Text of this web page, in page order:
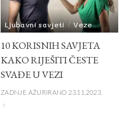
Ljubavni savjeti Veze
10 KORISNIH SAVJETA
KAKO RIJEŠITI ČESTE
SVAĐE U VEZI
ZADNJE AŽURIRANO 23.11.2023.